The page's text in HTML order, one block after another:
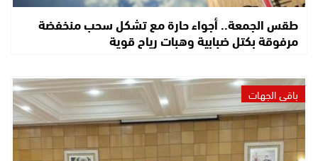
طقس الجمعة.. أجواء حارة مع تشكل سحب منخفضة
مرفوقة بكتل ضبابية وهبات رياح قوية
باقي الجهات